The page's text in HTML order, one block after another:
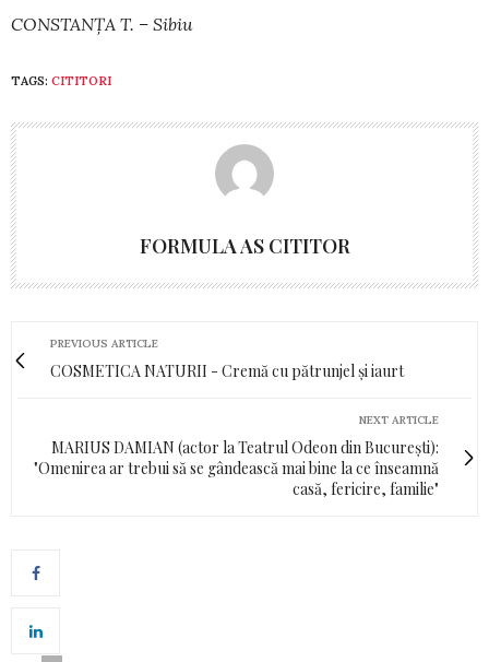
CONSTANȚA T. – Sibiu
TAGS: CITITORI
FORMULA AS CITITOR
PREVIOUS ARTICLE
COSMETICA NATURII - Cremă cu pătrunjel și iaurt
NEXT ARTICLE
MARIUS DAMIAN (actor la Teatrul Odeon din București):
"Omenirea ar trebui să se gândească mai bine la ce înseamnă
casă, fericire, familie"